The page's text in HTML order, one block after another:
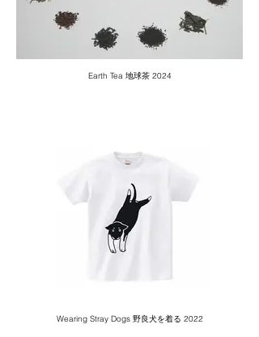
Earth Tea 地球茶 2024
Wearing Stray Dogs 野良犬を着る 2022